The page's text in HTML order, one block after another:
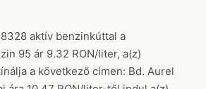
aktív benzinkúttal a
95 ár 9.32 RON/liter, a(z)
a következő címen: Bd. Aurel